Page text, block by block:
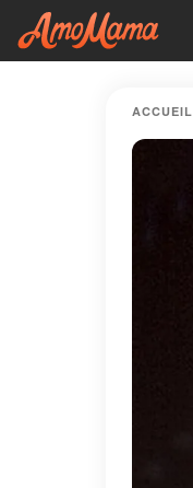
ACCUEIL